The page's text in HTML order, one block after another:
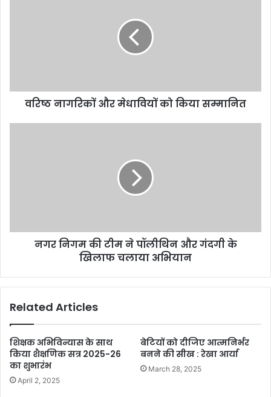
वरिष्ठ नागरिकों और मेधावियों को किया सम्मानित
नगर निगम की टीम ने पॉलीथिन और गंदगी के
खिलाफ चलाया अभियान
Related Articles
शिक्षक अभिविन्यास के साथ
किया शैक्षणिक सत्र 2025-26
का शुभारंभ
April 2, 2025
बेटियों को दीजिए आत्मनिर्भर
बनने की सीख : रेखा आर्या
March 28, 2025